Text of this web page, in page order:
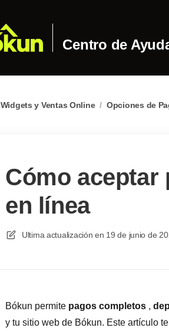
Centro de
Widgets y Ventas Online / Opciones de
Cómo aceptar
en línea
Ultima actualización en 19 de junio de
Bókun permite pagos completos ,
y tu sitio web de Bókun. Este artículo